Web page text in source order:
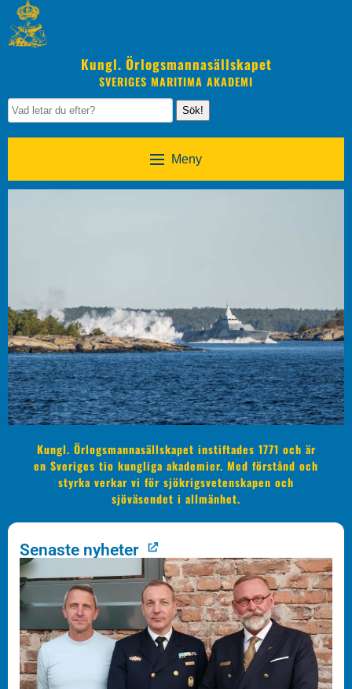
Kungl. Örlogsmannasällskapet
SVERIGES MARITIMA AKADEMI
Sök!
Meny
Kungl. Örlogsmannasällskapet instiftades 1771 och är
en Sveriges tio kungliga akademier. Med förstånd och
styrka verkar vi för sjökrigsvetenskapen och
sjöväsendet i allmänhet.
Senaste nyheter